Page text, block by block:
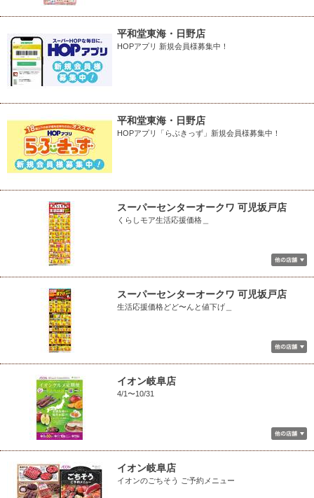
平和堂東海・日野店
HOPアプリ 新規会員様募集中！
平和堂東海・日野店
HOPアプリ「らぶきっず」新規会員様募集中！
スーパーセンターオークワ 可児坂戸店
くらしモア生活応援価格＿
スーパーセンターオークワ 可児坂戸店
生活応援価格どど〜んと値下げ＿
イオン岐阜店
4/1〜10/31
イオン岐阜店
イオンのごちそう ご予約メニュー